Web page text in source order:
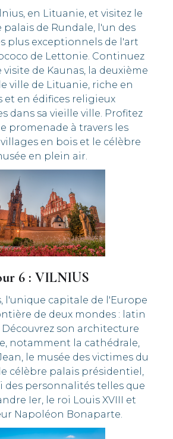
en Lituanie, et visitez le
de Rundale, l'un des
plus exceptionnels de l'art
de Lettonie. Continuez
de Kaunas, la deuxième
ville de Lituanie, riche en
et en édifices religieux
dans sa vieille ville. Profitez
promenade à travers les
en bois et le célèbre
en plein air.
6 : VILNIUS
l'unique capitale de l'Europe
de deux mondes : latin
son architecture
notamment la cathédrale,
le musée des victimes du
célèbre palais présidentiel,
des personnalités telles que
Ier, le roi Louis XVIII et
Napoléon Bonaparte.